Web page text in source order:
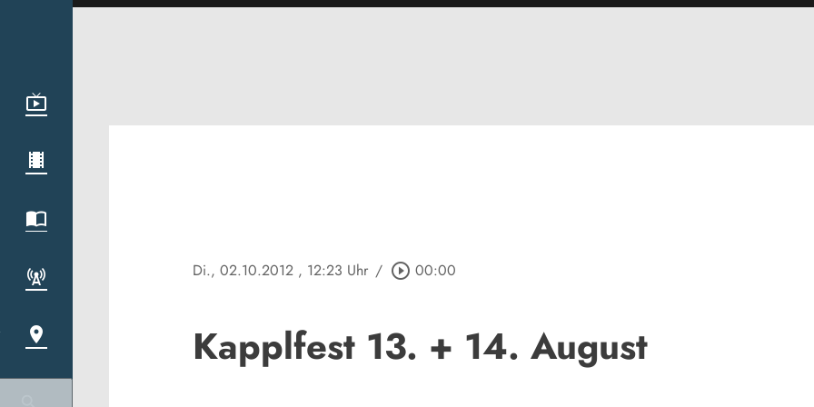
Di., 02.10.2012 , 12:23 Uhr / play_circle_outline 00:00
Kapplfest 13. + 14. August